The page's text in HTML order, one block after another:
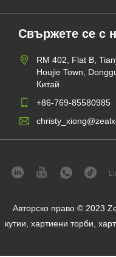
Свържете се с
RM 402, Flat B,
Houjie Town,
Китай
+86-769-85580985
Авторско право © 2023
кутии, хартиени торби,